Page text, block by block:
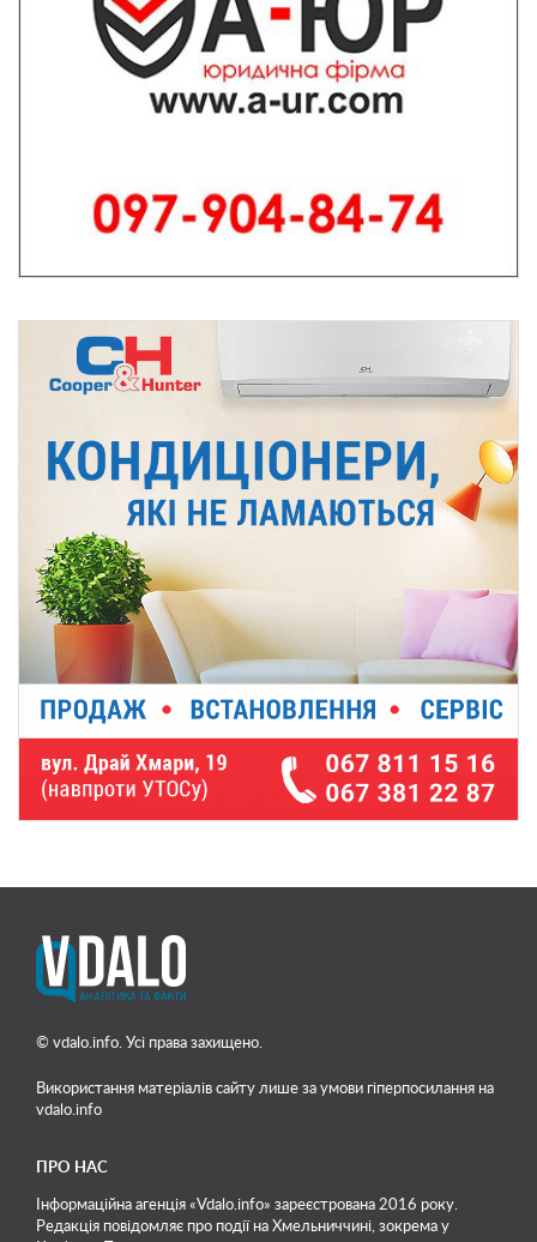
© vdalo.info. Усі права захищено.
Використання матеріалів сайту лише за умови гіперпосилання на
vdalo.info
ПРО НАС
Інформаційна агенція «Vdalo.info» зареєстрована 2016 року.
Редакція повідомляє про події на Хмельниччині, зокрема у